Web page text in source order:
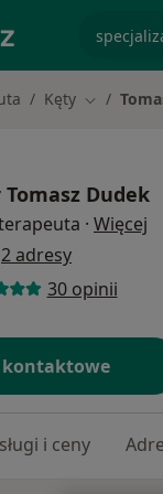
Kęty Zmień
Tomasz Dudek
· Więcej
2 adresy
30 opinii
kontaktowe
i ceny